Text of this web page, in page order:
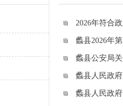
2026年符合
蠡县2026年
蠡县公安局
蠡县人民政
蠡县人民政